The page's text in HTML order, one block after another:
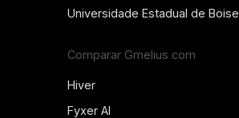
Universidade Estadual de Boise
Comparar Gmelius com
Hiver
Fyxer AI